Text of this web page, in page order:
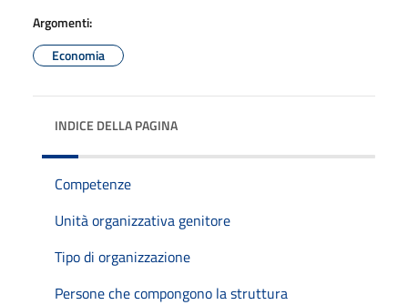
Argomenti:
Economia
INDICE DELLA PAGINA
Competenze
Unità organizzativa genitore
Tipo di organizzazione
Persone che compongono la struttura